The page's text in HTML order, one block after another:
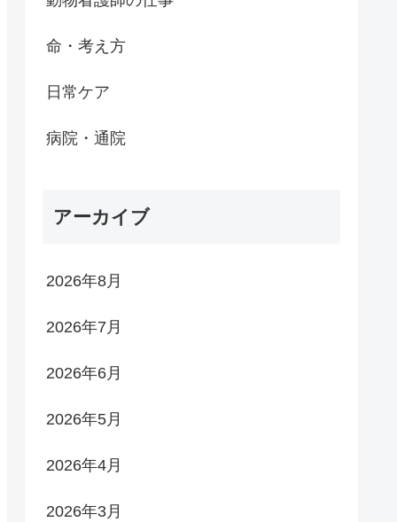
命・考え方
日常ケア
病院・通院
アーカイブ
2026年8月
2026年7月
2026年6月
2026年5月
2026年4月
2026年3月